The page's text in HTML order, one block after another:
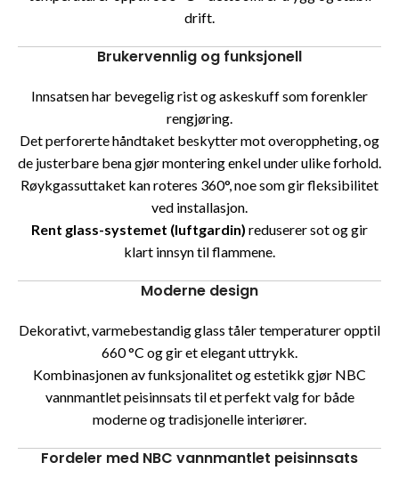
drift.
Brukervennlig og funksjonell
Innsatsen har bevegelig rist og askeskuff som forenkler
rengjøring.
Det perforerte håndtaket beskytter mot overoppheting, og
de justerbare bena gjør montering enkel under ulike forhold.
Røykgassuttaket kan roteres 360°, noe som gir fleksibilitet
ved installasjon.
Rent glass-systemet (luftgardin) reduserer sot og gir
klart innsyn til flammene.
Moderne design
Dekorativt, varmebestandig glass tåler temperaturer opptil
660 °C og gir et elegant uttrykk.
Kombinasjonen av funksjonalitet og estetikk gjør NBC
vannmantlet peisinnsats til et perfekt valg for både
moderne og tradisjonelle interiører.
Fordeler med NBC vannmantlet peisinnsats